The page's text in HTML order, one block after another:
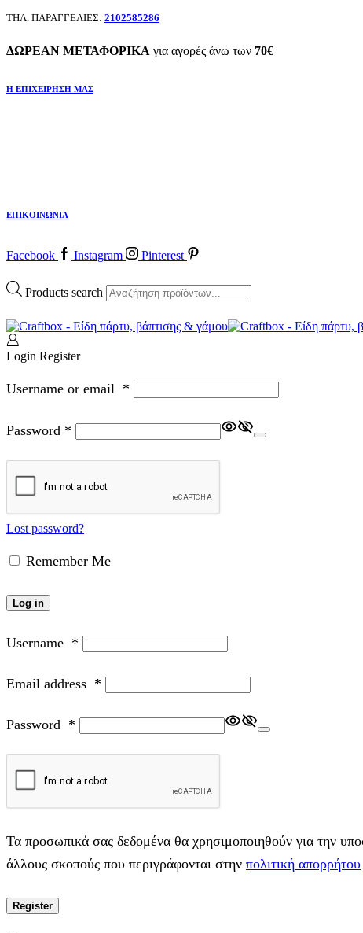
ΤΗΛ. ΠΑΡΑΓΓΕΛΙΕΣ: 2102585286
ΔΩΡΕΑΝ ΜΕΤΑΦΟΡΙΚΑ για αγορές άνω των 70€
Η ΕΠΙΧΕΙΡΗΣΗ ΜΑΣ
ΕΠΙΚΟΙΝΩΝΙΑ
Facebook Instagram Pinterest
Products search
Login Register
Username or email *
Password *
Lost password?
Remember Me
Log in
Username *
Email address *
Password *
Τα προσωπικά σας δεδομένα θα χρησιμοποιηθούν για την
άλλους σκοπούς που περιγράφονται στην πολιτική απορρήτου
Register